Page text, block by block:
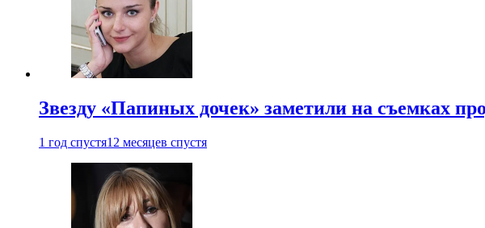
Звезду «Папиных дочек» заметили на съемках
1 год спустя12 месяцев спустя